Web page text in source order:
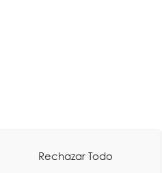
Rechazar Todo
Buzón Ético-Diseño Web: La